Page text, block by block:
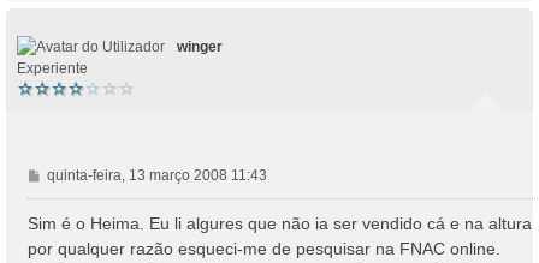
winger
Experiente
M
e
n
quinta-feira, 13 março 2008 11:43
Sim é o Heima. Eu li algures que não ia ser vendido cá e na altura
por qualquer razão esqueci-me de pesquisar na FNAC online.